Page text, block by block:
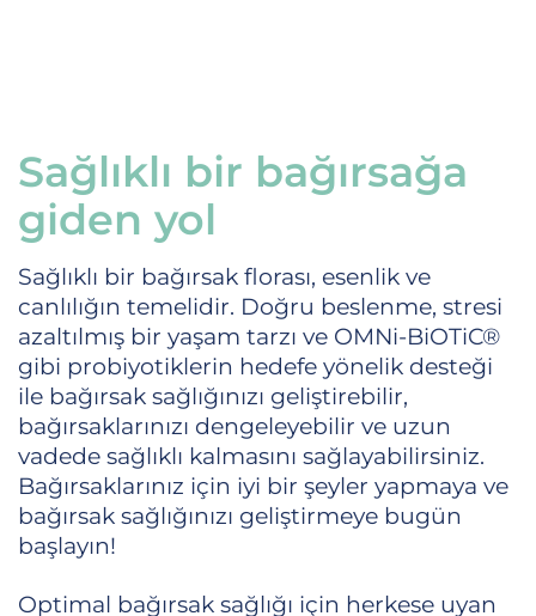
Sağlıklı bir bağırsağa
giden yol
Sağlıklı bir bağırsak florası, esenlik ve
canlılığın temelidir. Doğru beslenme, stresi
azaltılmış bir yaşam tarzı ve OMNi-BiOTiC®
gibi probiyotiklerin hedefe yönelik desteği
ile bağırsak sağlığınızı geliştirebilir,
bağırsaklarınızı dengeleyebilir ve uzun
vadede sağlıklı kalmasını sağlayabilirsiniz.
Bağırsaklarınız için iyi bir şeyler yapmaya ve
bağırsak sağlığınızı geliştirmeye bugün
başlayın!
Optimal bağırsak sağlığı için herkese uyan